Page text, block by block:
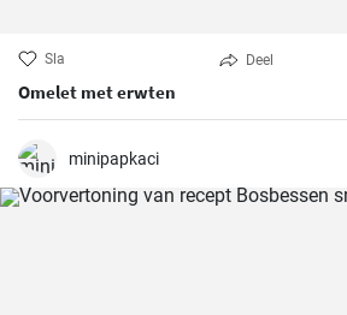
Sla Deel
Omelet met erwten
minipapkaci